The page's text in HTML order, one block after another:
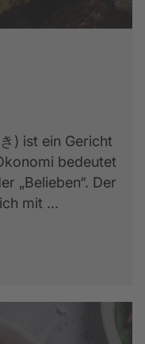
) ist ein Gericht
bedeutet
„Belieben“. Der
mit ...